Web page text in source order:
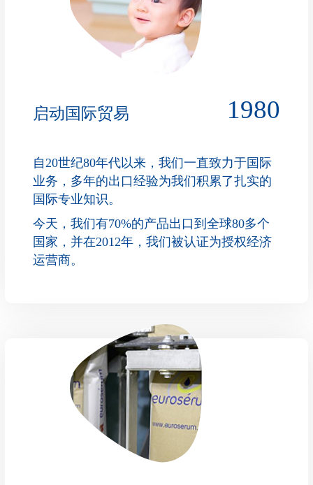
启动国际贸易 1980
自20世纪80年代以来，我们一直致力于国际
业务，多年的出口经验为我们积累了扎实的
国际专业知识。
今天，我们有70%的产品出口到全球80多个
国家，并在2012年，我们被认证为授权经济
运营商。